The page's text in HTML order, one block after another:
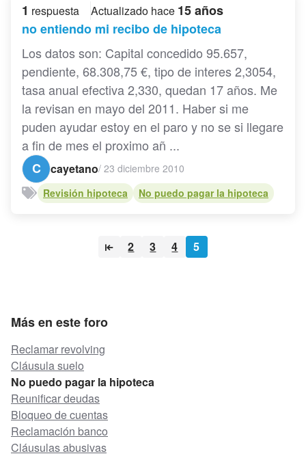
1 respuesta Actualizado hace 15 años
no entiendo mi recibo de hipoteca
Los datos son: Capital concedido 95.657,
pendiente, 68.308,75 €, tipo de interes 2,3054,
tasa anual efectiva 2,330, quedan 17 años. Me
la revisan en mayo del 2011. Haber si me
puden ayudar estoy en el paro y no se si llegare
a fin de mes el proximo añ ...
C
cayetano/ 23 diciembre 2010
Revisión hipoteca
No puedo pagar la hipoteca
2 3 4 5
Más en este foro
Reclamar revolving
Cláusula suelo
No puedo pagar la hipoteca
Reunificar deudas
Bloqueo de cuentas
Reclamación banco
Cláusulas abusivas